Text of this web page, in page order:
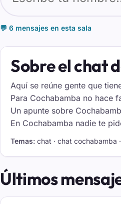
💬 6 mensajes en esta sala
Sobre el chat
Aquí se reúne gente que
Para Cochabamba no hace
Un apunte sobre
En Cochabamba nadie te
Temas: chat · chat cochabamba
Últimos